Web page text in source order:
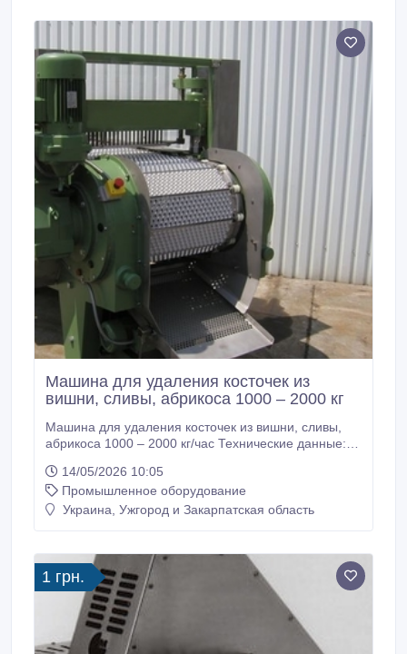
Машина для удаления косточек из
вишни, сливы, абрикоса 1000 – 2000 кг
Машина для удаления косточек из вишни, сливы,
абрикоса 1000 – 2000 кг/час Технические данные:
выходе: 7, 3-47 мин Привод щеток: мощность - 0, 37
кВт Привод разрезающего узла: мощность - 0, 37
кВт Привод вибрационного стола: мощность - 0, 75
1750 мм Масса: 1800 кг Обслуживающий персонал:
1-2 человека.
14/05/2026 10:05
Промышленное оборудование
Украина, Ужгород и Закарпатская область
1 грн.